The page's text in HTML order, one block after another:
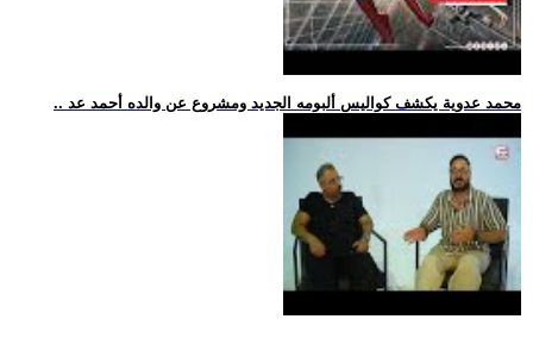
.. محمد عدوية يكشف كواليس ألبومه الجديد ومشروع عن والده أحمد عد